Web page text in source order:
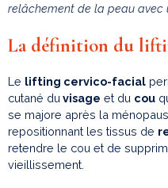
relâchement de la peau avec
La définition du
Le lifting cervico-facial
cutané du visage et du cou
se majore après la
repositionnant les tissus de
retendre le cou et de
vieillissement.